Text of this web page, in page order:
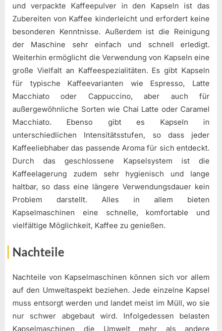
und verpackte Kaffeepulver in den Kapseln ist das
Zubereiten von Kaffee kinderleicht und erfordert keine
besonderen Kenntnisse. Außerdem ist die Reinigung
der Maschine sehr einfach und schnell erledigt.
Weiterhin ermöglicht die Verwendung von Kapseln eine
große Vielfalt an Kaffeespezialitäten. Es gibt Kapseln
für typische Kaffeevarianten wie Espresso, Latte
Macchiato oder Cappuccino, aber auch für
außergewöhnliche Sorten wie Chai Latte oder Caramel
Macchiato. Ebenso gibt es Kapseln in
unterschiedlichen Intensitätsstufen, so dass jeder
Kaffeeliebhaber das passende Aroma für sich entdeckt.
Durch das geschlossene Kapselsystem ist die
Kaffeelagerung zudem sehr hygienisch und lange
haltbar, so dass eine längere Verwendungsdauer kein
Problem darstellt. Alles in allem bieten
Kapselmaschinen eine schnelle, komfortable und
vielfältige Möglichkeit, Kaffee zu genießen.
Nachteile
Nachteile von Kapselmaschinen können sich vor allem
auf den Umweltaspekt beziehen. Jede einzelne Kapsel
muss entsorgt werden und landet meist im Müll, wo sie
nur schwer abgebaut wird. Infolgedessen belasten
Kapselmaschinen die Umwelt mehr als andere